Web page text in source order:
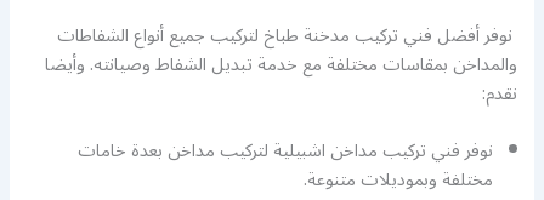
نوفر أفضل فني تركيب مدخنة طباخ لتركيب جميع أنواع الشفاطات
والمداخن بمقاسات مختلفة مع خدمة تبديل الشفاط وصيانته. وأيضا
نقدم:
نوفر فني تركيب مداخن اشبيلية لتركيب مداخن بعدة خامات
مختلفة وبموديلات متنوعة.